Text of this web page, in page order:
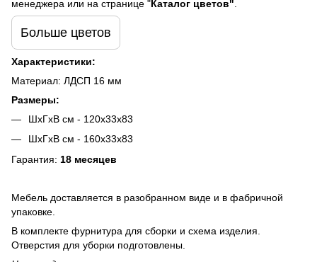
менеджера или на странице "Каталог цветов"
Больше цветов
Характеристики:
Материал: ЛДСП 16 мм
Размеры:
ШхГхВ см - 120x33x83
ШхГхВ см - 160x33x83
Гарантия: 18 месяцев
Мебель доставляется в разобранном виде и в фабричной
упаковке.
В комплекте фурнитура для сборки и схема изделия.
Отверстия для уборки подготовлены.